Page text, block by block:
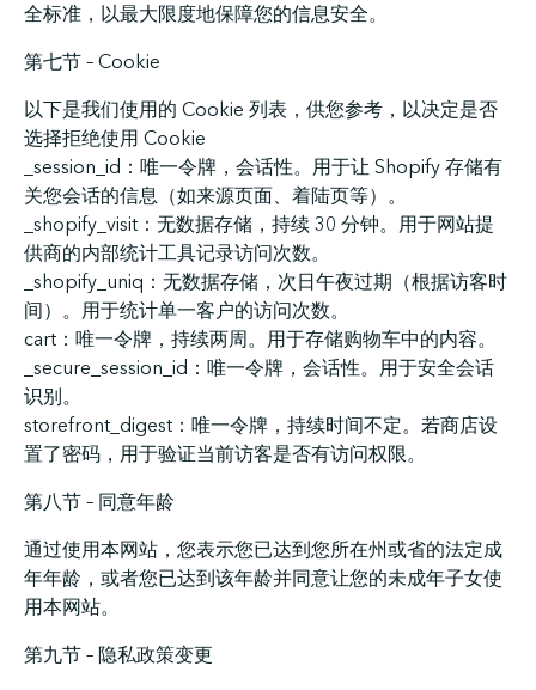
全标准，以最大限度地保障您的信息安全。
第七节 – Cookie
以下是我们使用的 Cookie 列表，供您参考，以决定是否
选择拒绝使用 Cookie
_session_id：唯一令牌，会话性。用于让 Shopify 存储有
关您会话的信息（如来源页面、着陆页等）。
_shopify_visit：无数据存储，持续 30 分钟。用于网站提
供商的内部统计工具记录访问次数。
_shopify_uniq：无数据存储，次日午夜过期（根据访客时
间）。用于统计单一客户的访问次数。
cart：唯一令牌，持续两周。用于存储购物车中的内容。
_secure_session_id：唯一令牌，会话性。用于安全会话
识别。
storefront_digest：唯一令牌，持续时间不定。若商店设
置了密码，用于验证当前访客是否有访问权限。
第八节 – 同意年龄
通过使用本网站，您表示您已达到您所在州或省的法定成
年年龄，或者您已达到该年龄并同意让您的未成年子女使
用本网站。
第九节 – 隐私政策变更